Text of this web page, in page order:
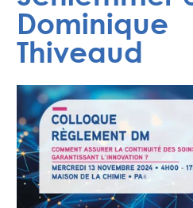
Dominique
Thiveaud